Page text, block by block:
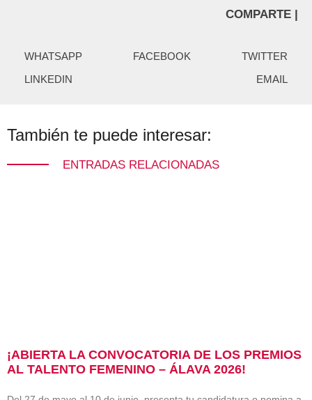
COMPARTE |
WHATSAPP FACEBOOK
TWITTER
LINKEDIN
EMAIL
También te puede interesar:
ENTRADAS RELACIONADAS
¡ABIERTA LA CONVOCATORIA DE LOS PREMIOS
AL TALENTO FEMENINO – ÁLAVA 2026!